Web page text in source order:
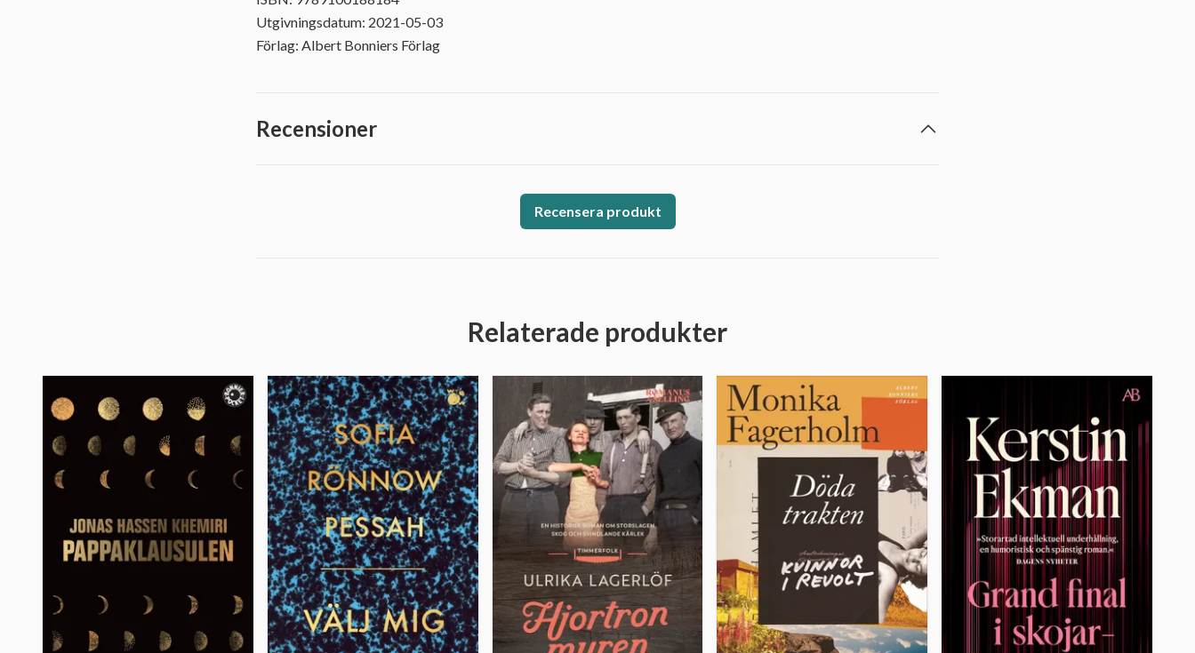
Utgivningsdatum: 2021-05-03
Förlag: Albert Bonniers Förlag
Recensioner
Recensera produkt
Relaterade produkter